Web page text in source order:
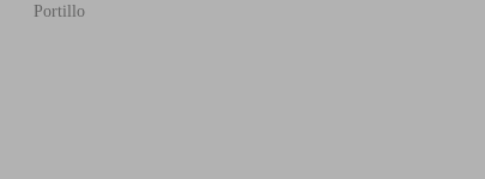
Portillo